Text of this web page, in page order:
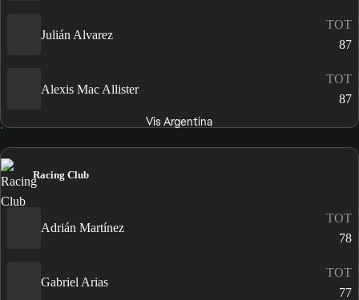
Julián Alvarez
TOT
87
Alexis Mac Allister
TOT
87
Vis Argentina
Racing Club
Adrián Martínez
TOT
78
Gabriel Arias
TOT
77